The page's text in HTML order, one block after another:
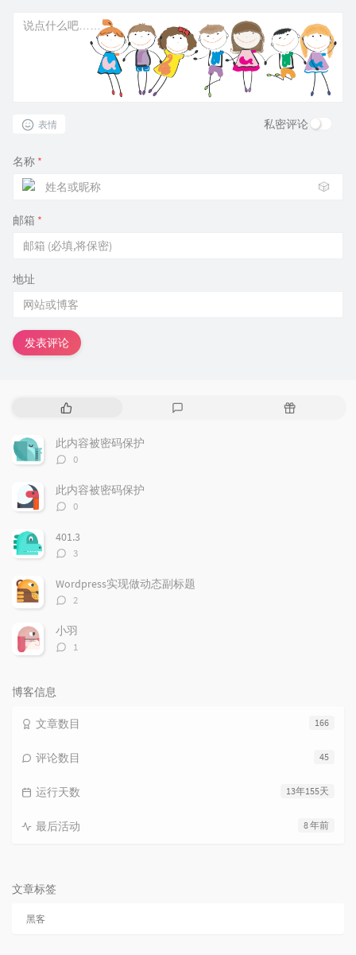
表情 私密评论
名称 *
🎲
邮箱 *
地址
发表评论
热
文
章
随
此内容被密码保护
评
数：
0
此内容被密码保护
评
数：
0
401.3
评
数：
3
Wordpress实现做动态副标题
评
数：
2
小羽
评1
博客信息
166
文章数目
45
评论数目
13年155天
运行天数
8 年前
最后活动
文章标签
黑客